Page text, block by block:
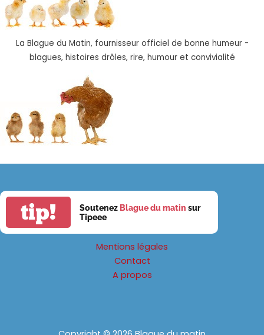
La Blague du Matin, fournisseur officiel de bonne humeur -
blagues, histoires drôles, rire, humour et convivialité
tip! Soutenez Blague du matin sur
Tipeee
Mentions légales
Contact
A propos